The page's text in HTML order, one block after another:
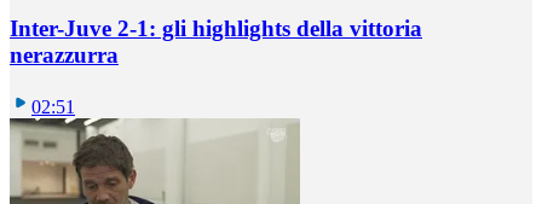
Inter-Juve 2-1: gli highlights della vittoria
nerazzurra
02:51